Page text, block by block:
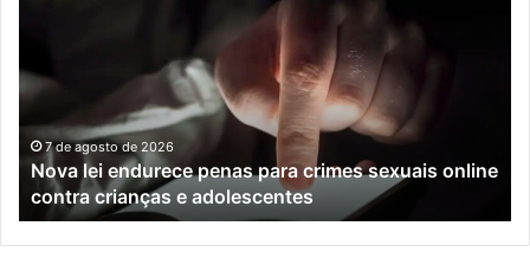
para
crimes
sexuais
online
contra
crianças
e
adolescentes
7 de agosto de 2026
Nova lei endurece penas para crimes sexuais online
contra crianças e adolescentes